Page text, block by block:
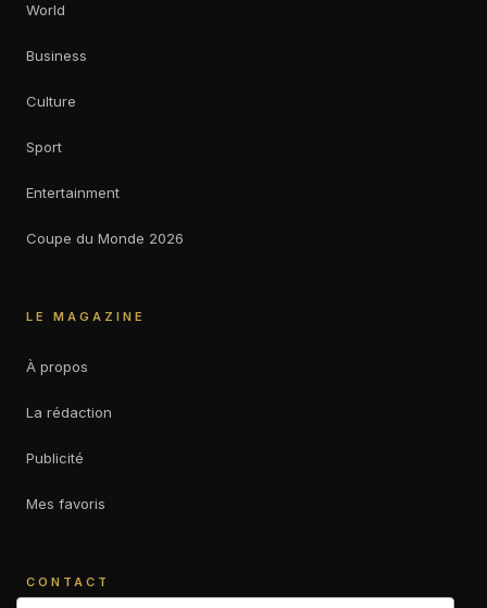
World
Business
Culture
Sport
Entertainment
Coupe du Monde 2026
LE MAGAZINE
À propos
La rédaction
Publicité
Mes favoris
CONTACT